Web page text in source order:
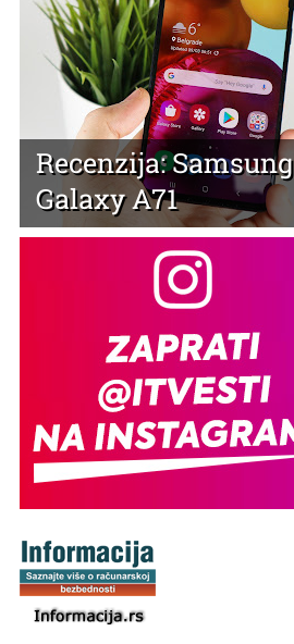
Recenzija: Samsung
Galaxy A71